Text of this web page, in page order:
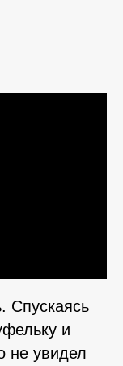
Спускаясь
и
не увидел